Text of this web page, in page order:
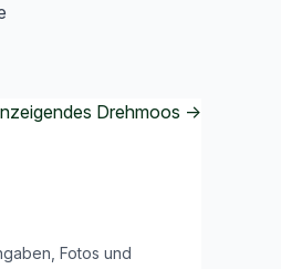
Drehmoos →
Fotos und